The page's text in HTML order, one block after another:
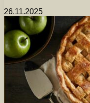
26.11.2025